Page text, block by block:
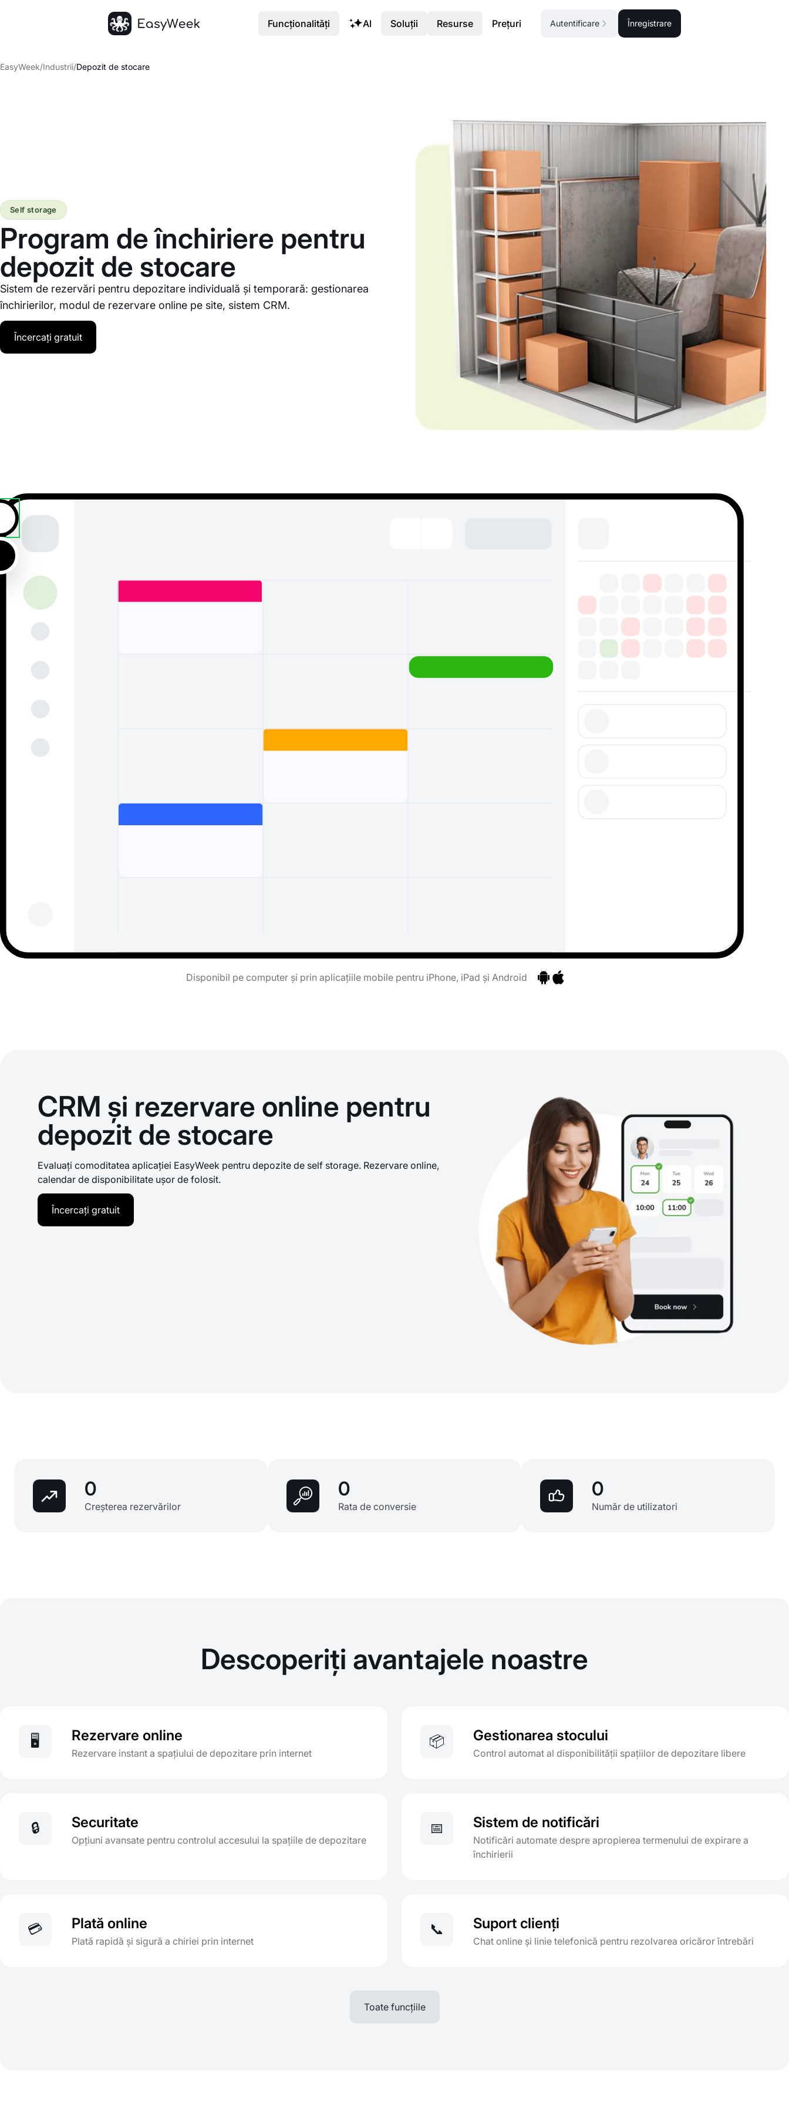
EasyWeek/Industrii/Depozit de stocare
Program de închiriere pentru
depozit de stocare
Sistem de rezervări pentru depozitare individuală și temporară: gestionarea
închirierilor, modul de rezervare online pe site, sistem CRM.
Self storage
Încercați gratuit
Disponibil pe computer și prin aplicațiile mobile pentru iPhone, iPad și Android
CRM și rezervare online pentru
depozit de stocare
Evaluați comoditatea aplicației EasyWeek pentru depozite de self storage. Rezervare online,
calendar de disponibilitate ușor de folosit.
Încercați gratuit
0
Creșterea rezervărilor
0
Rata de conversie
0
Număr de utilizatori
Descoperiți avantajele noastre
🖥️ Rezervare online
Rezervare instant a spațiului de depozitare prin internet
📦 Gestionarea stocului
Control automat al disponibilității spațiilor de depozitare libere
🔒 Securitate
Opțiuni avansate pentru controlul accesului la spațiile de depozitare
📅 Sistem de notificări
Notificări automate despre apropierea termenului de expirare a
închirierii
💳 Plată online
Plată rapidă și sigură a chiriei prin internet
📞 Suport clienți
Chat online și linie telefonică pentru rezolvarea oricăror întrebări
Toate funcțiile
Funcționalități AI Soluții Resurse Prețuri Autentificare Înregistrare